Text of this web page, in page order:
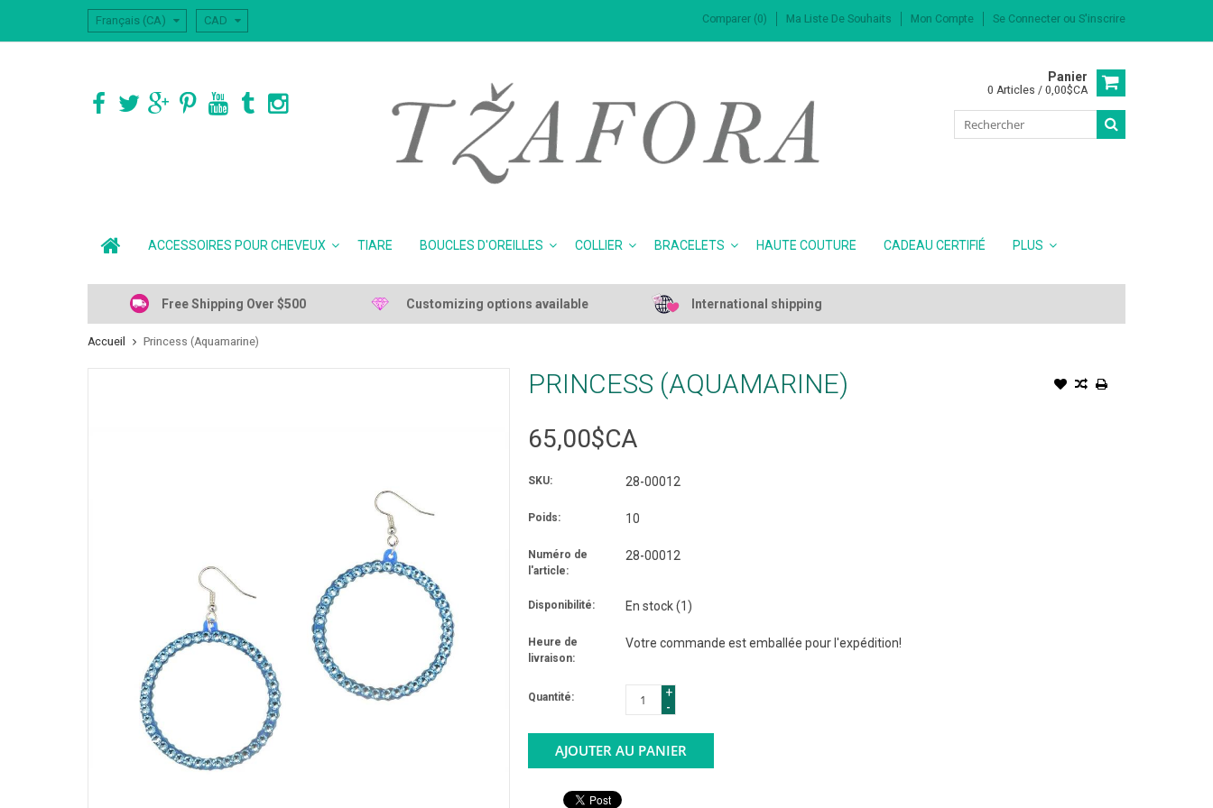
Français (CA) CAD Comparer (0) Ma Liste De Souhaits Mon Compte Se Connecter ou S'inscrire
Panier
0 Articles / 0,00$CA
ACCESSOIRES POUR CHEVEUX TIARE BOUCLES D'OREILLES COLLIER BRACELETS HAUTE COUTURE CADEAU CERTIFIÉ PLUS
Free Shipping Over $500 Customizing options available International shipping
Accueil Princess (Aquamarine)
PRINCESS (AQUAMARINE)
65,00$CA
SKU: 28-00012
Poids: 10
Numéro de
l'article:
28-00012
Disponibilité: En stock(1)
Heure de
livraison:
Votre commande est emballée pour l'expédition!
Quantité:
+
-
AJOUTER AU PANIER